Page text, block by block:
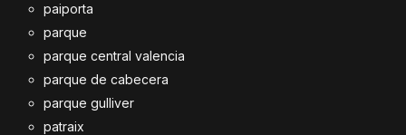
paiporta
parque
parque central valencia
parque de cabecera
parque gulliver
patraix